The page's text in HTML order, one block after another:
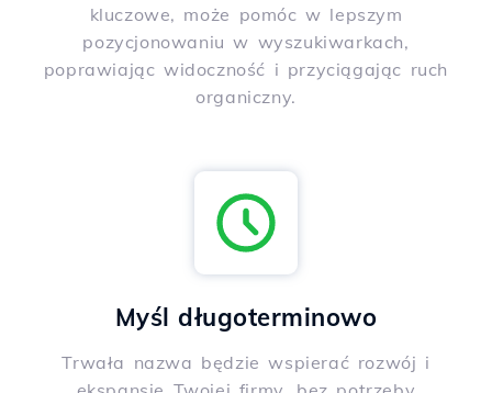
kluczowe, może pomóc w lepszym
pozycjonowaniu w wyszukiwarkach,
poprawiając widoczność i przyciągając ruch
organiczny.
Myśl długoterminowo
Trwała nazwa będzie wspierać rozwój i